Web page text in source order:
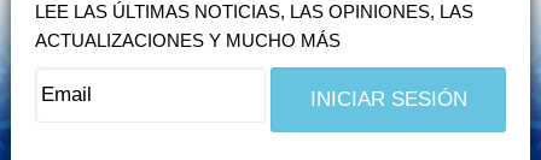
LEE LAS ÚLTIMAS NOTICIAS, LAS OPINIONES, LAS
ACTUALIZACIONES Y MUCHO MÁS